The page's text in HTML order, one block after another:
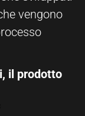
vengono
il prodotto